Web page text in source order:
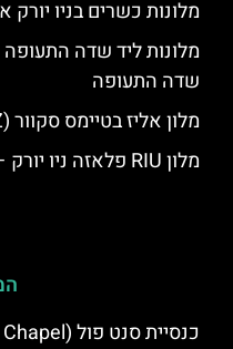
מלונות כשרים בניו יורק
מלונות ליד שדה התעופה
שדה התעופה
מלון אליז בטיימס סקוור (ALIZ) – סקירה
מלון RIU פלאזה ניו יורק – סקירה
כנסיית סנט פול (St. Paul's Chapel) בניו יורק